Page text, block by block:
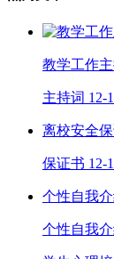
教学工作
主持词 12-
离校安全
保证书 12-
个性自我
个性自我